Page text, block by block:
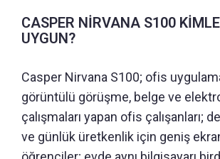
CASPER NİRVANA S100
UYGUN?
Casper Nirvana S100; ofis
görüntülü görüşme, belge ve
çalışmaları yapan ofis çalışanları;
ve günlük üretkenlik için geniş